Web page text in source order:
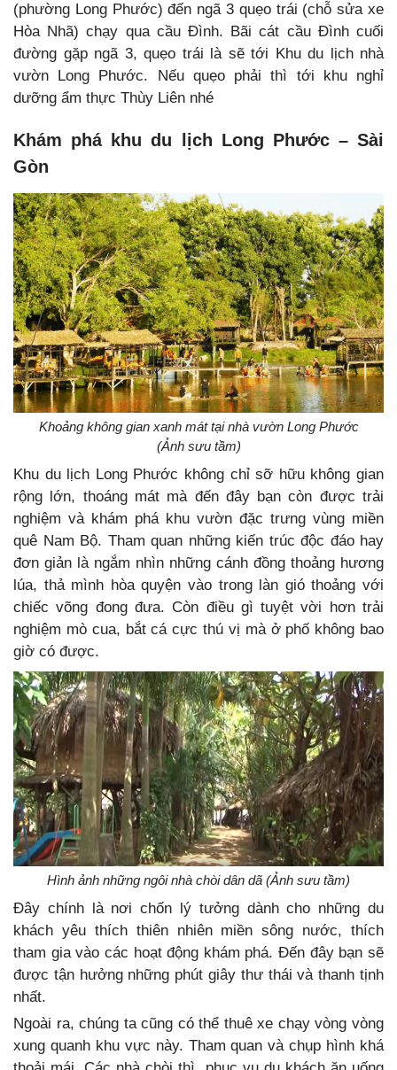
(phường Long Phước) đến ngã 3 quẹo trái (chỗ sửa xe
Hòa Nhã) chạy qua cầu Đình. Bãi cát cầu Đình cuối
đường gặp ngã 3, quẹo trái là sẽ tới Khu du lịch nhà
vườn Long Phước. Nếu quẹo phải thì tới khu nghỉ
dưỡng ẩm thực Thùy Liên nhé
Khám phá khu du lịch Long Phước – Sài
Gòn
Khoảng không gian xanh mát tại nhà vườn Long Phước
(Ảnh sưu tầm)
Khu du lịch Long Phước không chỉ sỡ hữu không gian
rộng lớn, thoáng mát mà đến đây bạn còn được trải
nghiệm và khám phá khu vườn đặc trưng vùng miền
quê Nam Bộ. Tham quan những kiến trúc độc đáo hay
đơn giản là ngắm nhìn những cánh đồng thoảng hương
lúa, thả mình hòa quyện vào trong làn gió thoảng với
chiếc võng đong đưa. Còn điều gì tuyệt vời hơn trải
nghiệm mò cua, bắt cá cực thú vị mà ở phố không bao
giờ có được.
Hình ảnh những ngôi nhà chòi dân dã (Ảnh sưu tầm)
Đây chính là nơi chốn lý tưởng dành cho những du
khách yêu thích thiên nhiên miền sông nước, thích
tham gia vào các hoạt động khám phá. Đến đây bạn sẽ
được tận hưởng những phút giây thư thái và thanh tịnh
nhất.
Ngoài ra, chúng ta cũng có thể thuê xe chạy vòng vòng
xung quanh khu vực này. Tham quan và chụp hình khá